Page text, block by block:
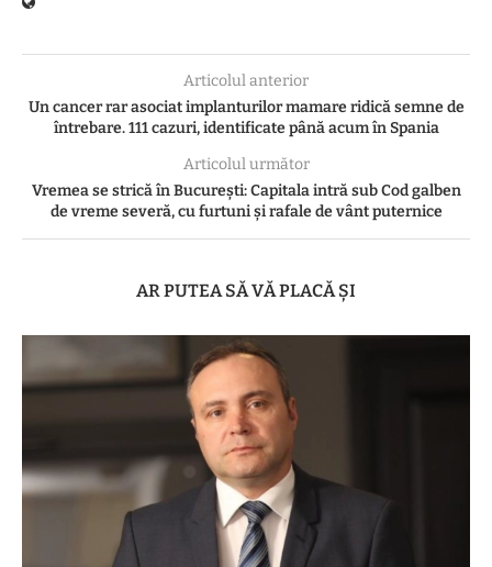
Articolul anterior
Un cancer rar asociat implanturilor mamare ridică semne de
întrebare. 111 cazuri, identificate până acum în Spania
Articolul următor
Vremea se strică în București: Capitala intră sub Cod galben
de vreme severă, cu furtuni și rafale de vânt puternice
AR PUTEA SĂ VĂ PLACĂ ȘI